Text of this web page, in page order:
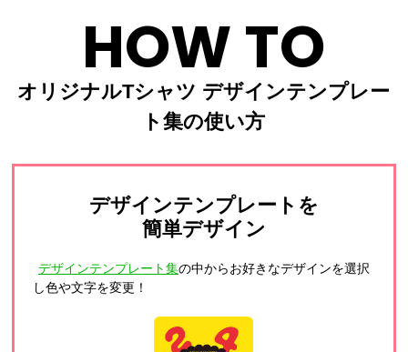
HOW TO
オリジナルTシャツ デザインテンプレー
ト集の使い方
デザインテンプレートを
簡単デザイン
デザインテンプレート集の中からお好きなデザインを選択
し色や文字を変更！